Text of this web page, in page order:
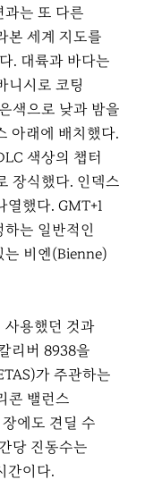
는 또 다른
본 세계 지도를
. 대륙과 바다는
니시로 코팅
색으로 낮과 밤을
아래에 배치했다.
색상의 챕터
장식했다. 인덱스
했다. GMT+1
는 일반적인
는 비엔(Bienne)
사용했던 것과
리버 8938을
가 주관하는
콘 밸런스
에도 견딜 수
당 진동수는
간이다.